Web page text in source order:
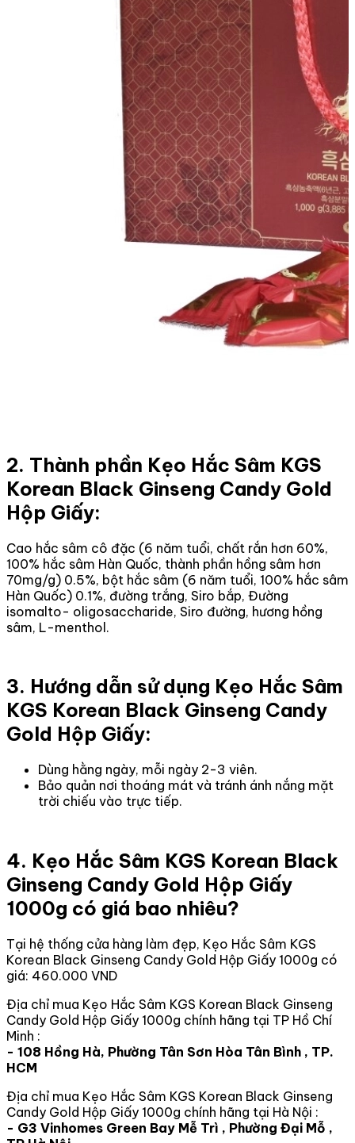
2. Thành phần Kẹo Hắc Sâm KGS
Korean Black Ginseng Candy Gold
Hộp Giấy:
Cao hắc sâm cô đặc (6 năm tuổi, chất rắn hơn 60%,
100% hắc sâm Hàn Quốc, thành phần hồng sâm hơn
70mg/g) 0.5%, bột hắc sâm (6 năm tuổi, 100% hắc sâm
Hàn Quốc) 0.1%, đường trắng, Siro bắp, Đường
isomalto- oligosaccharide, Siro đường, hương hồng
sâm, L-menthol.
3. Hướng dẫn sử dụng Kẹo Hắc Sâm
KGS Korean Black Ginseng Candy
Gold Hộp Giấy:
Dùng hằng ngày, mỗi ngày 2-3 viên.
Bảo quản nơi thoáng mát và tránh ánh nắng mặt
trời chiếu vào trực tiếp.
4. Kẹo Hắc Sâm KGS Korean Black
Ginseng Candy Gold Hộp Giấy
1000g có giá bao nhiêu?
Tại hệ thống cửa hàng làm đẹp, Kẹo Hắc Sâm KGS
Korean Black Ginseng Candy Gold Hộp Giấy 1000g có
giá: 460.000 VND
Địa chỉ mua Kẹo Hắc Sâm KGS Korean Black Ginseng
Candy Gold Hộp Giấy 1000g chính hãng tại TP Hồ Chí
Minh :
- 108 Hồng Hà, Phường Tân Sơn Hòa Tân Bình , TP.
HCM
Địa chỉ mua Kẹo Hắc Sâm KGS Korean Black Ginseng
Candy Gold Hộp Giấy 1000g chính hãng tại Hà Nội :
- G3 Vinhomes Green Bay Mễ Trì , Phường Đại Mỗ ,